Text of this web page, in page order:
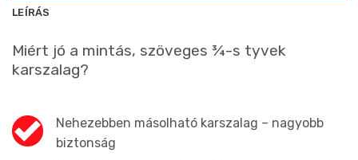
LEÍRÁS
Miért jó a mintás, szöveges ¾-s tyvek
karszalag?
Nehezebben másolható karszalag – nagyobb
biztonság